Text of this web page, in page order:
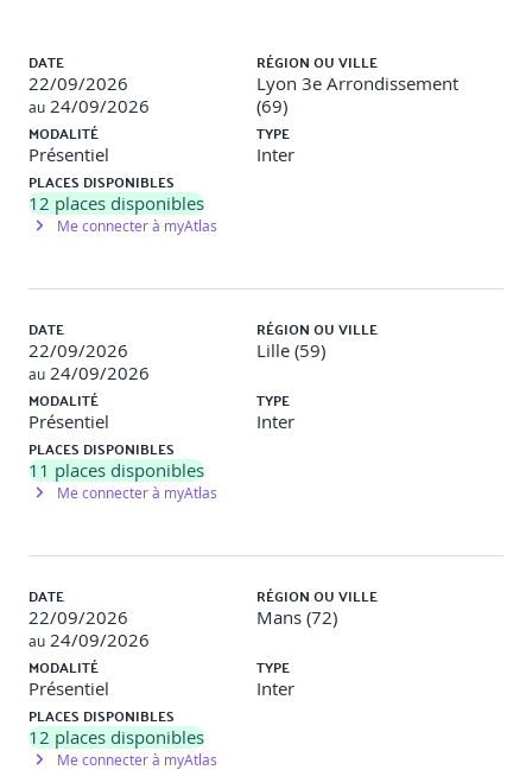
Méthodes et moyens pédagogiques
Travaux pratiques
Exercices pratiques et/ou études de
cas.
Méthodes pédagogiques
présentielle ou la classe virtuelle, sur simple demande du
Modalités d'évaluation
Le formateur évalue la progression pédagogique du
participant tout au long de la formation au moyen de
QCM, mises en situation, travaux pratiques… Le
participant complète également un test de
compétences acquises.
Modalités d'inscription
Pour confirmer votre inscription, il vous suffit d'adresser
un mail à inscriptionopco@orsys.fr en joignant votre
demande de prise en charge Atlas au format PDF et en
confirmant le lieu et la modalité pédagogique souhaitée.
DATE
22/09/2026
au 24/09/2026
RÉGION OU VILLE
Lyon 3e Arrondissement
(69)
MODALITÉ
Présentiel
TYPE
Inter
PLACES DISPONIBLES
12 places disponibles
Me connecter à myAtlas
DATE
22/09/2026
au 24/09/2026
RÉGION OU VILLE
Lille (59)
MODALITÉ
Présentiel
TYPE
Inter
PLACES DISPONIBLES
11 places disponibles
Me connecter à myAtlas
DATE
22/09/2026
au 24/09/2026
RÉGION OU VILLE
Mans (72)
MODALITÉ
Présentiel
TYPE
Inter
PLACES DISPONIBLES
12 places disponibles
Me connecter à myAtlas